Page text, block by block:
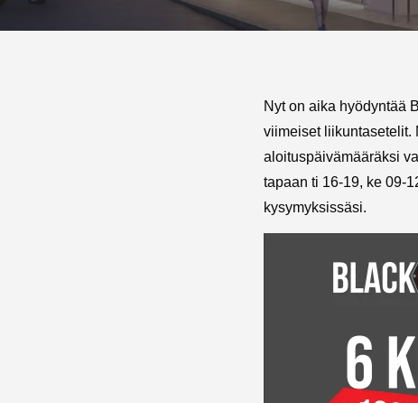
Nyt on aika hyödyntää
viimeiset liikuntasetelit.
aloituspäivämääräksi
tapaan ti 16-19, ke 09-
kysymyksissäsi.